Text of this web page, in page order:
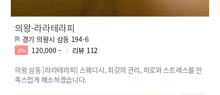
의왕-라라테라피
경기 의왕시 삼동 194-6
8% 120,000 ~ 리뷰 112
의왕 삼동 [라라테라피] 스웨디시️, 최강의 관리, 피로와 스트레스를 만
족스럽게 해소하겠습니다.